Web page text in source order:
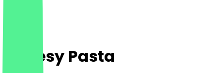
Cheesy Pasta